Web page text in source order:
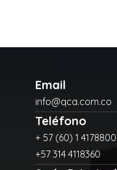
Email
info@qca.com.co
Teléfono
+ 57 (60) 1 4178800
+57 314 4118360